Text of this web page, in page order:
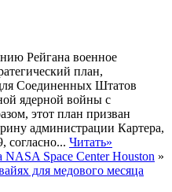
Рейгана военное
план,
Соединенных Штатов
ядерной войны с
этот план призван
администрации Картера,
согласно... Читать»
NASA Space Center Houston »
для медового месяца